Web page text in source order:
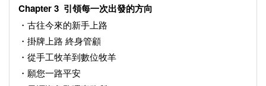
Chapter 3 引領每一次出發的方向
・古往今來的新手上路
・掛牌上路 終身管顧
・從手工牧羊到數位牧羊
・願您一路平安